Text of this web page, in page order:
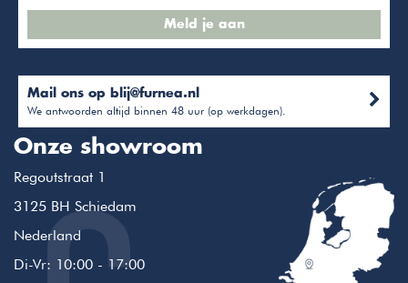
Meld je aan
Mail ons op blij@furnea.nl
We antwoorden altijd binnen 48 uur (op werkdagen).
Onze showroom
Regoutstraat 1
3125 BH Schiedam
Nederland
Di-Vr: 10:00 - 17:00